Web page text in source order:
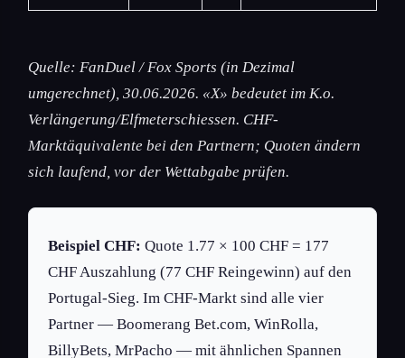
Quelle: FanDuel / Fox Sports (in Dezimal
umgerechnet), 30.06.2026. «X» bedeutet im K.o.
Verlängerung/Elfmeterschiessen. CHF-
Marktäquivalente bei den Partnern; Quoten ändern
sich laufend, vor der Wettabgabe prüfen.
Beispiel CHF: Quote 1.77 × 100 CHF = 177
CHF Auszahlung (77 CHF Reingewinn) auf den
Portugal-Sieg. Im CHF-Markt sind alle vier
Partner — Boomerang Bet.com, WinRolla,
BillyBets, MrPacho — mit ähnlichen Spannen